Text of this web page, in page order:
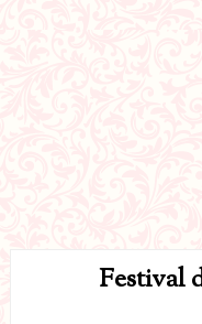
Festival